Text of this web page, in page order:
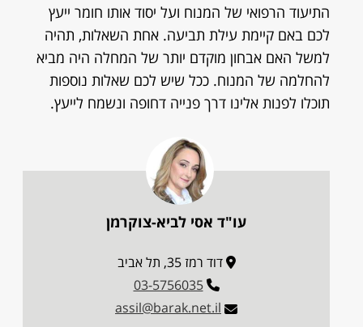
התיעוד הרפואי של המנוח ועל יסוד אותו חומר ייעץ
לכם באם קיימת עילת תביעה. אחת השאלות, תהיה
למשל האם אבחון מוקדם יותר של המחלה היה מביא
להחלמה של המנוח. ככל שיש לכם שאלות נוספות
תוכלו לפנות אלינו דרך פנייה דחופה ונשמח לייעץ.
עו"ד אסי לביא-צוקרמן
דוד רמז 35, תל אביב
03-5756035
assil@barak.net.il